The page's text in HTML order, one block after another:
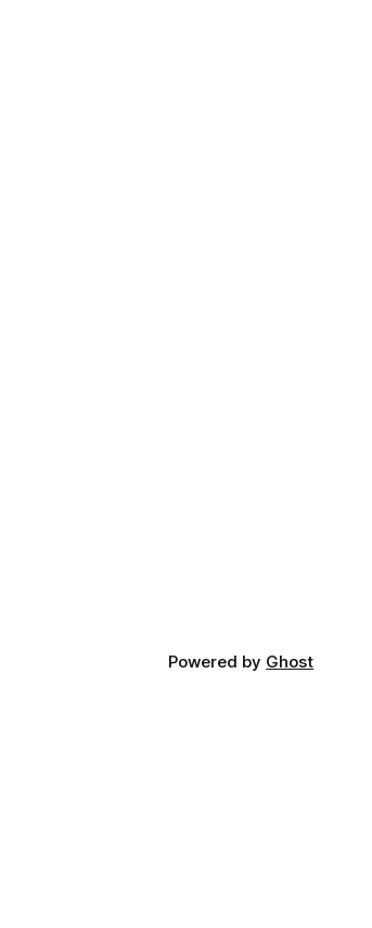
Powered by Ghost